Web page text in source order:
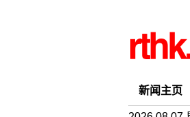
新闻主页